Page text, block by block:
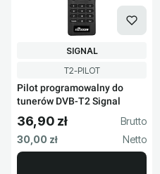
Kod produktu
T2-PILOT
Pilot programowalny do
tunerów DVB-T2 Signal
PRODUCENT
SIGNAL
Cena brutto
36,90 zł
Cena netto
30,00 zł